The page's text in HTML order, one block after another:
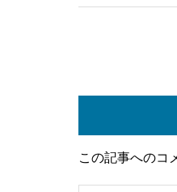
この記事へのコ